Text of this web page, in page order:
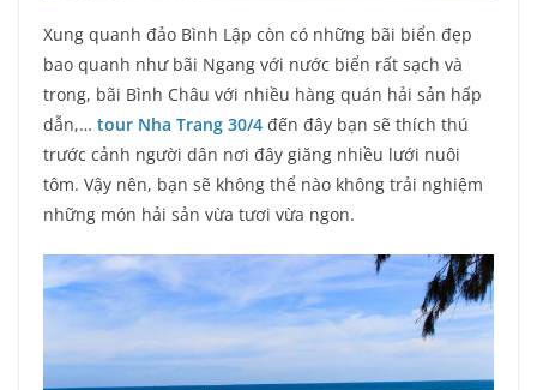
Xung quanh đảo Bình Lập còn có những bãi biển đẹp
bao quanh như bãi Ngang với nước biển rất sạch và
trong, bãi Bình Châu với nhiều hàng quán hải sản hấp
dẫn,… tour Nha Trang 30/4 đến đây bạn sẽ thích thú
trước cảnh người dân nơi đây giăng nhiều lưới nuôi
tôm. Vậy nên, bạn sẽ không thể nào không trải nghiệm
những món hải sản vừa tươi vừa ngon.